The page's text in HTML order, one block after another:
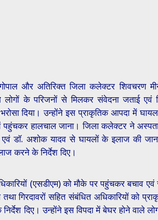
और अतिरिक्त जिला कलेक्टर शिवचरण
के परिजनों से मिलकर संवेदना जताई एवं
दिया। उन्होंने इस प्राकृतिक आपदा में
हालचाल जाना। जिला कलेक्टर ने
एवं डॉ. अशोक यादव से घायलों के इलाज की
करने के निर्देश दिए।
(एसडीएम) को मौके पर पहुंचकर बचाव एवं
गिरदावरों सहित संबंधित अधिकारियों को
दिए। उन्होंने इस विपदा में बेघर होने वाले